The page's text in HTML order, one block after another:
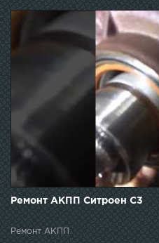
Ремонт АКПП Ситроен С3
Ремонт АКПП